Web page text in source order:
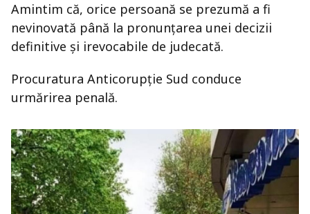
Amintim că, orice persoană se prezumă a fi
nevinovată până la pronunţarea unei decizii
definitive şi irevocabile de judecată.
Procuratura Anticorupţie Sud conduce
urmărirea penală.